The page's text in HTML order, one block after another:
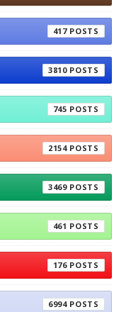
417
3810
745
2154
3469
461
176
6994